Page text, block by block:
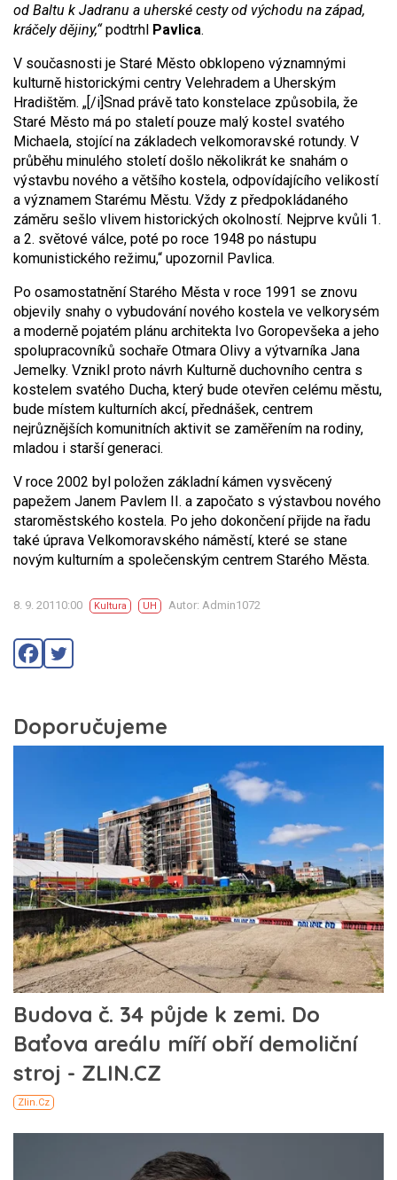
od Baltu k Jadranu a uherské cesty od východu na západ,
kráčely dějiny,“podtrhl Pavlica.
V současnosti je Staré Město obklopeno významnými
kulturně historickými centry Velehradem a Uherským
Hradištěm. „[/i]Snad právě tato konstelace způsobila, že
Staré Město má po staletí pouze malý kostel svatého
Michaela, stojící na základech velkomoravské rotundy. V
průběhu minulého století došlo několikrát ke snahám o
výstavbu nového a většího kostela, odpovídajícího velikostí
a významem Starému Městu. Vždy z předpokládaného
záměru sešlo vlivem historických okolností. Nejprve kvůli 1.
a 2. světové válce, poté po roce 1948 po nástupu
komunistického režimu,“ upozornil Pavlica.
Po osamostatnění Starého Města v roce 1991 se znovu
objevily snahy o vybudování nového kostela ve velkorysém
a moderně pojatém plánu architekta Ivo Goropevšeka a jeho
spolupracovníků sochaře Otmara Olivy a výtvarníka Jana
Jemelky. Vznikl proto návrh Kulturně duchovního centra s
kostelem svatého Ducha, který bude otevřen celému městu,
bude místem kulturních akcí, přednášek, centrem
nejrůznějších komunitních aktivit se zaměřením na rodiny,
mladou i starší generaci.
V roce 2002 byl položen základní kámen vysvěcený
papežem Janem Pavlem II. a započato s výstavbou nového
staroměstského kostela. Po jeho dokončení přijde na řadu
také úprava Velkomoravského náměstí, které se stane
novým kulturním a společenským centrem Starého Města.
8. 9. 20110:00 Kultura UH Autor: Admin1072